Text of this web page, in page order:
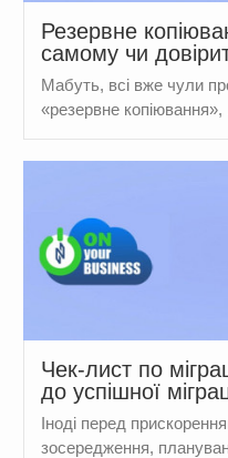
Резервне
самому чи
Мабуть, всі вже чули
«резервне
Чек-лист по
до успішної
Іноді перед
зосередження,